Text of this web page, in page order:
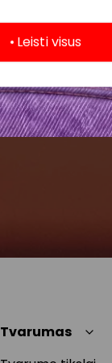
Leisti visus
Tvarumas